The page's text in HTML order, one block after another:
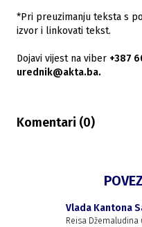
*Pri preuzimanju teksta s
izvor i linkovati tekst.
Dojavi vijest na viber +387
urednik@akta.ba.
Komentari (0)
Vlada Kantona
Reisa Džemaludina